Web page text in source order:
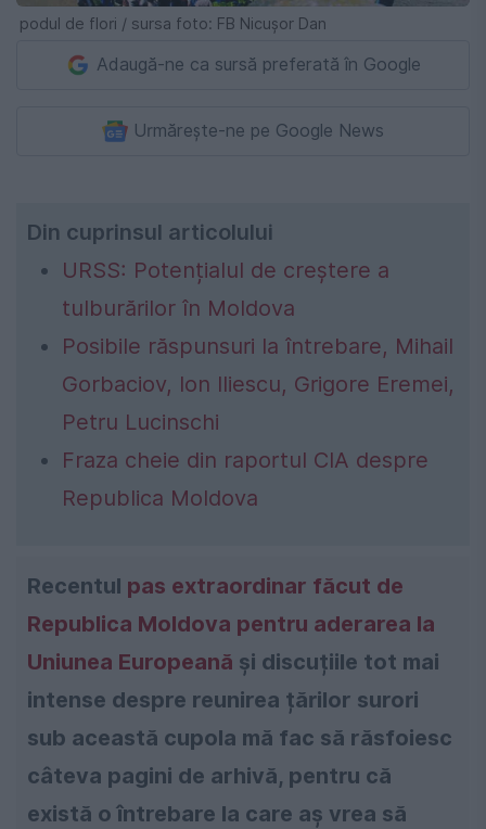
podul de flori / sursa foto: FB Nicușor Dan
Adaugă-ne ca sursă preferată în Google
Urmărește-ne pe Google News
Din cuprinsul articolului
URSS: Potențialul de creștere a
tulburărilor în Moldova
Posibile răspunsuri la întrebare, Mihail
Gorbaciov, Ion Iliescu, Grigore Eremei,
Petru Lucinschi
Fraza cheie din raportul CIA despre
Republica Moldova
Recentul pas extraordinar făcut de
Republica Moldova pentru aderarea la
Uniunea Europeană și discuțiile tot mai
intense despre reunirea țărilor surori
sub această cupola mă fac să răsfoiesc
câteva pagini de arhivă, pentru că
există o întrebare la care aș vrea să